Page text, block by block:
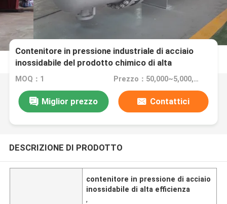
Contenitore in pressione industriale di acciaio
inossidabile del prodotto chimico di alta
efficienza per resina in mistura
MOQ：1 Prezzo：50,000~5,000,000
Miglior prezzo Contattici
DESCRIZIONE DI PRODOTTO
contenitore in pressione di acciaio
inossidabile di alta efficienza
,